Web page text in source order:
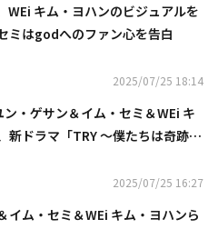
WEi キム・ヨハンのビジュアルを
ミはgodへのファン心を告白
2025/07/25 18:14
ン・ゲサン＆イム・セミ＆WEi キ
新ドラマ「TRY 〜僕たちは奇跡に
2025/07/25 16:27
イム・セミ＆WEi キム・ヨハンら